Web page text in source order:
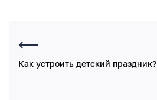
Как устроить детский праздник?